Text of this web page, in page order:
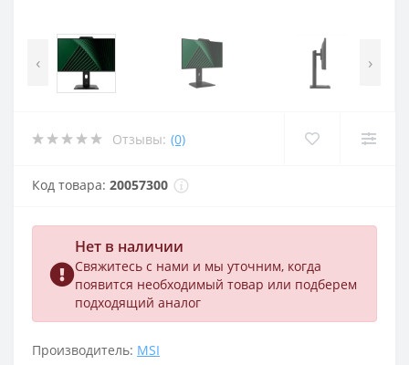
‹ ›
Отзывы: (0)
Код товара: 20057300
Нет в наличии
Свяжитесь с нами и мы уточним, когда
появится необходимый товар или подберем
подходящий аналог
Производитель: MSI